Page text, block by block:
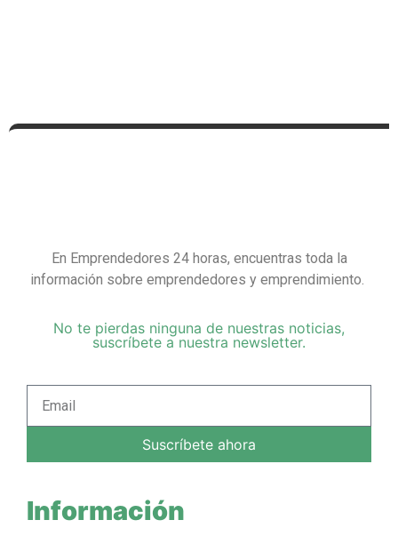
En Emprendedores 24 horas, encuentras toda la
información sobre emprendedores y emprendimiento.
No te pierdas ninguna de nuestras noticias,
suscríbete a nuestra newsletter.
Suscríbete ahora
Información